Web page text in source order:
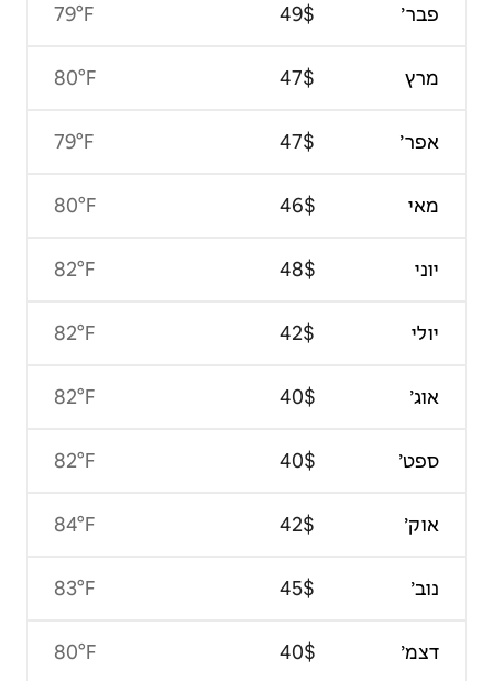
79°F
80°F
79°F
80°F
82°F
82°F
82°F
82°F
84°F
83°F
80°F